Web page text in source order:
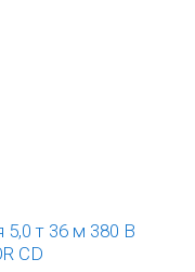
т 36 м 380 В
CD